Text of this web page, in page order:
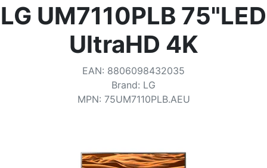
Pays de livraison
LG UM7110PLB 75"LED
UltraHD 4K
EAN: 8806098432035
Brand: LG
MPN: 75UM7110PLB.AEU